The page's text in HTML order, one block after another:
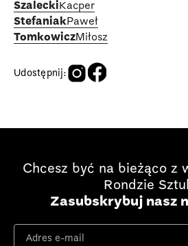
Szalecki Kacper
StefaniakPaweł
TomkowiczMiłosz
Udostępnij:
Chcesz być na bieżąco z
Rondzie
Zasubskrybuj nasz